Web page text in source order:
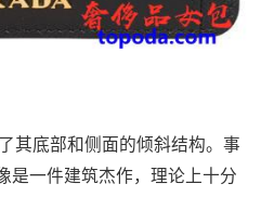
其底部和侧面的倾斜结构。事
是一件建筑杰作，理论上十分